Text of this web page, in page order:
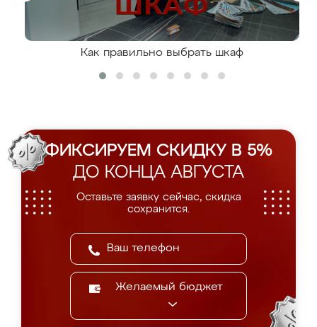
Как правильно выбрать шкаф
ФИКСИРУЕМ СКИДКУ В 5%
ДО КОНЦА АВГУСТА
Оставьте заявку сейчас, скидка
сохранится.
Желаемый бюджет